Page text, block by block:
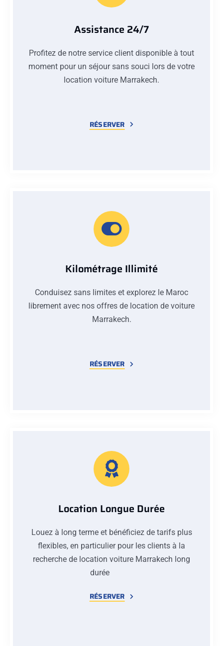
Assistance 24/7
Profitez de notre service client disponible à tout
moment pour un séjour sans souci lors de votre
location voiture Marrakech.
RÉSERVER
Kilométrage Illimité
Conduisez sans limites et explorez le Maroc
librement avec nos offres de location de voiture
Marrakech.
RÉSERVER
Location Longue Durée
Louez à long terme et bénéficiez de tarifs plus
flexibles, en particulier pour les clients à la
recherche de location voiture Marrakech long
durée
RÉSERVER